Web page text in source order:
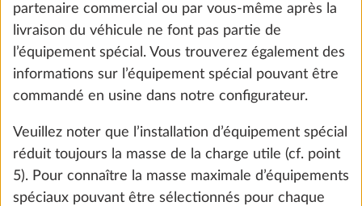
ALDE, suppression du tableau noir)2
969 €
Ajouter
ÉTAPE 3 SUR 8
Garnitures
partenaire commercial ou par vous-même après la
livraison du véhicule ne font pas partie de
l’équipement spécial. Vous trouverez également des
informations sur l’équipement spécial pouvant être
commandé en usine dans notre configurateur.
Veuillez noter que l’installation d’équipement spécial
réduit toujours la masse de la charge utile (cf. point
5). Pour connaître la masse maximale d’équipements
spéciaux pouvant être sélectionnés pour chaque